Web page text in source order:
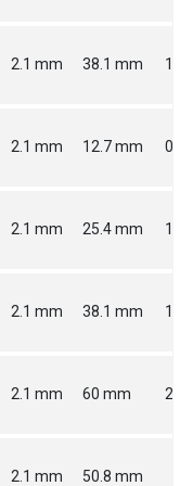
2.1 mm 38.1 mm
2.1 mm 12.7 mm
2.1 mm 25.4 mm 1
2.1 mm 38.1 mm
2.1 mm 60 mm
2.1 mm 50.8 mm